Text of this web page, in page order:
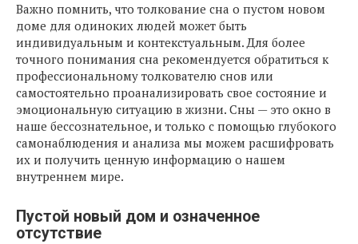
Важно помнить, что толкование сна о пустом новом
доме для одиноких людей может быть
индивидуальным и контекстуальным. Для более
точного понимания сна рекомендуется обратиться к
профессиональному толкователю снов или
самостоятельно проанализировать свое состояние и
эмоциональную ситуацию в жизни. Сны — это окно в
наше бессознательное, и только с помощью глубокого
самонаблюдения и анализа мы можем расшифровать
их и получить ценную информацию о нашем
внутреннем мире.
Пустой новый дом и означенное
отсутствие